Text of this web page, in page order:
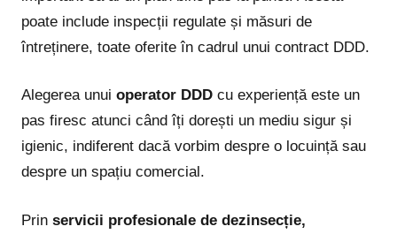
poate include inspecții regulate și măsuri de
întreținere, toate oferite în cadrul unui contract DDD.
Alegerea unui operator DDD cu experiență este un
pas firesc atunci când îți dorești un mediu sigur și
igienic, indiferent dacă vorbim despre o locuință sau
despre un spațiu comercial.
Prin servicii profesionale de dezinsecție,